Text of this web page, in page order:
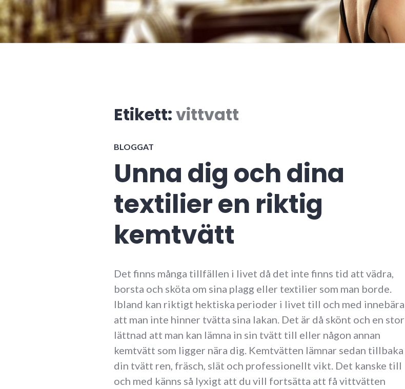
Etikett:vittvatt
BLOGGAT
Unna dig och dina
textilier en riktig
kemtvätt
Det finns många tillfällen i livet då det inte finns tid att vädra,
borsta och sköta om sina plagg eller textilier som man borde.
Ibland kan riktigt hektiska perioder i livet till och med innebära
att man inte hinner tvätta sina lakan. Det är då skönt och en stor
lättnad att man kan lämna in sin tvätt till eller någon annan
kemtvätt som ligger nära dig. Kemtvätten lämnar sedan tillbaka
din tvätt ren, fräsch, slät och professionellt vikt. Det kanske till
och med känns så lyxigt att du vill fortsätta att få vittvätten